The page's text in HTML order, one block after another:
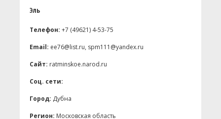
Эль
Телефон: +7 (49621) 4-53-75
Email: ee76@list.ru, spm111@yandex.ru
Сайт: ratminskoe.narod.ru
Соц. сети:
Город: Дубна
Регион: Московская область